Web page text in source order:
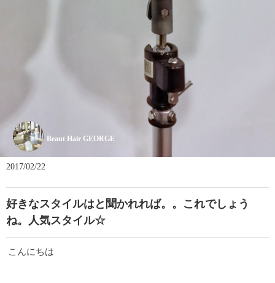
Beaut Hair GEORGE
2017/02/22
好きなスタイルはと聞かれれば。。これでしょう
ね。人気スタイル☆
こんにちは